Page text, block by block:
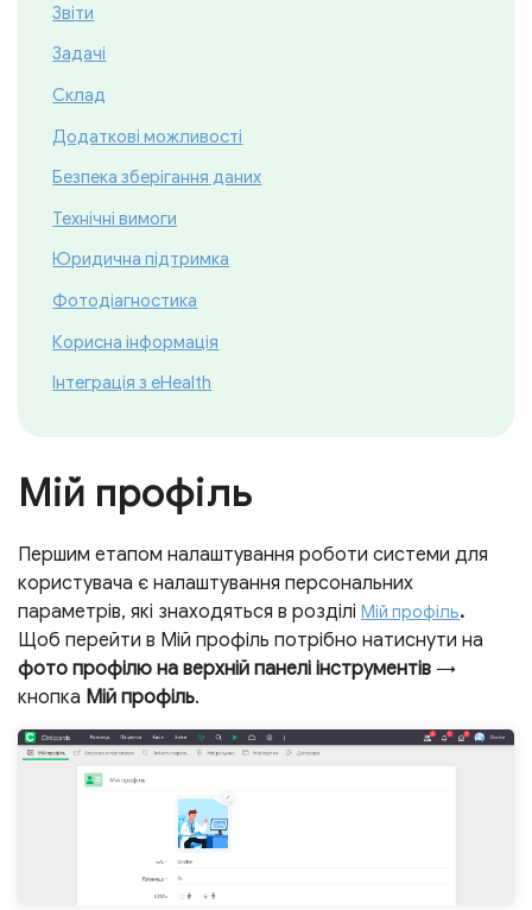
Звіти
Задачі
Cклад
Додаткові можливості
Безпека зберігання даних
Технічні вимоги
Юридична підтримка
Фотодіагностика
Корисна інформація
Інтеграція з eHealth
Мій профіль
Першим етапом налаштування роботи системи для
користувача є налаштування персональних
параметрів, які знаходяться в розділі Мій профіль.
Щоб перейти в Мій профіль потрібно натиснути на
фото профілю на верхній панелі інструментів →
кнопка Мій профіль.